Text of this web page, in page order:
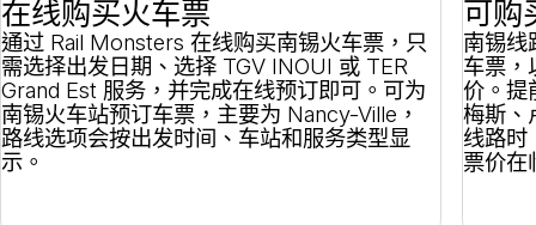
在线购买火车票
通过 Rail Monsters 在线购买南锡火车票，只
需选择出发日期、选择 TGV INOUI 或 TER
Grand Est 服务，并完成在线预订即可。可为
南锡火车站预订车票，主要为 Nancy-Ville，
路线选项会按出发时间、车站和服务类型显
示。
可购
南锡线
车票，
价。提
梅斯、
线路时
票价在